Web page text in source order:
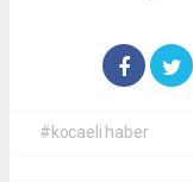
#kocaeli haber